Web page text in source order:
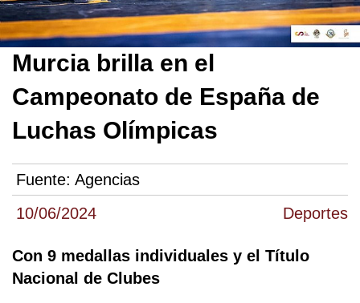
10/06/2024 Deportes
Murcia brilla en el
Campeonato de España de
Luchas Olímpicas
Fuente: Agencias
Con 9 medallas individuales y el Título
Nacional de Clubes